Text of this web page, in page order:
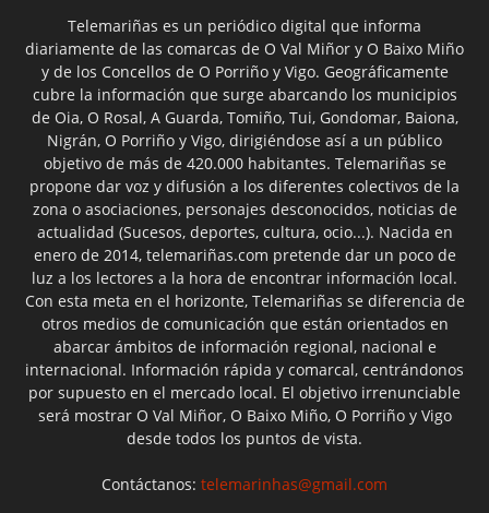
Telemariñas es un periódico digital que informa
diariamente de las comarcas de O Val Miñor y O Baixo Miño
y de los Concellos de O Porriño y Vigo. Geográficamente
cubre la información que surge abarcando los municipios
de Oia, O Rosal, A Guarda, Tomiño, Tui, Gondomar, Baiona,
Nigrán, O Porriño y Vigo, dirigiéndose así a un público
objetivo de más de 420.000 habitantes. Telemariñas se
propone dar voz y difusión a los diferentes colectivos de la
zona o asociaciones, personajes desconocidos, noticias de
actualidad (Sucesos, deportes, cultura, ocio...). Nacida en
enero de 2014, telemariñas.com pretende dar un poco de
luz a los lectores a la hora de encontrar información local.
Con esta meta en el horizonte, Telemariñas se diferencia de
otros medios de comunicación que están orientados en
abarcar ámbitos de información regional, nacional e
internacional. Información rápida y comarcal, centrándonos
por supuesto en el mercado local. El objetivo irrenunciable
será mostrar O Val Miñor, O Baixo Miño, O Porriño y Vigo
desde todos los puntos de vista.
Contáctanos: telemarinhas@gmail.com